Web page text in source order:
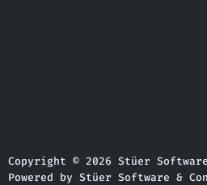
Copyright © 2026 Stüer
Powered by Stüer Software &